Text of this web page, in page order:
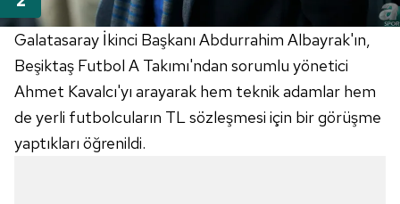
Galatasaray İkinci Başkanı Abdurrahim Albayrak'ın,
Beşiktaş Futbol A Takımı'ndan sorumlu yönetici
Ahmet Kavalcı'yı arayarak hem teknik adamlar hem
de yerli futbolcuların TL sözleşmesi için bir görüşme
yaptıkları öğrenildi.